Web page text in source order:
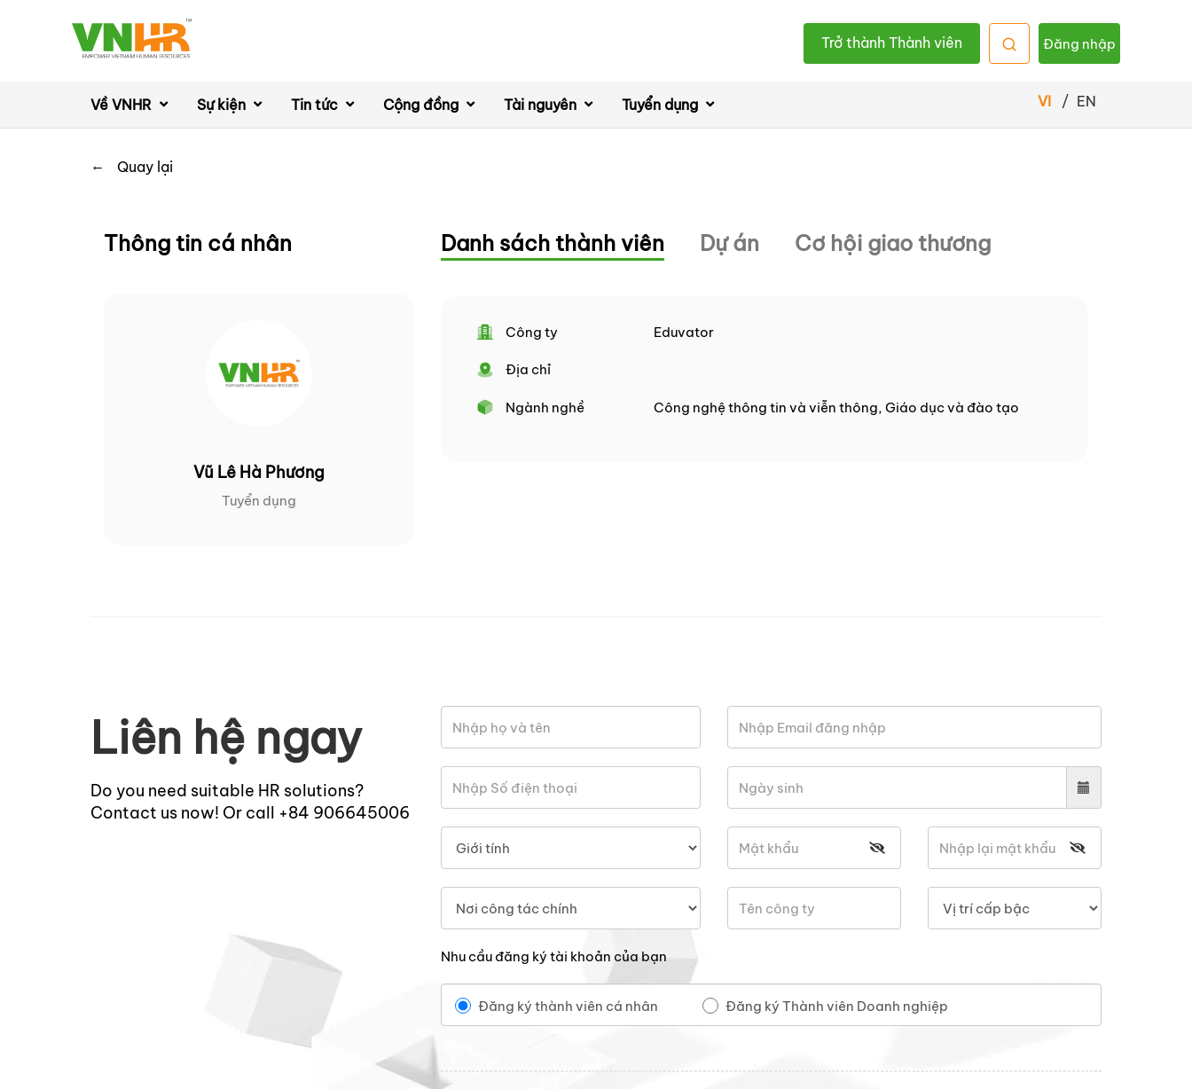
Trở thành Thành viên Đăng nhập
Về VNHR Sự kiện Tin tức Cộng đồng Tài nguyên Tuyển dụng VI / EN
← Quay lại
Thông tin cá nhân
Vũ Lê Hà Phương
Tuyển dụng
Danh sách thành viên Dự án Cơ hội giao thương
Công ty Eduvator
Địa chỉ
Ngành nghề Công nghệ thông tin và viễn thông, Giáo dục và đào tạo
Liên hệ ngay
Do you need suitable HR solutions?
Contact us now! Or call +84 906645006
Nhu cầu đăng ký tài khoản của bạn
Đăng ký thành viên cá nhân Đăng ký Thành viên Doanh nghiệp